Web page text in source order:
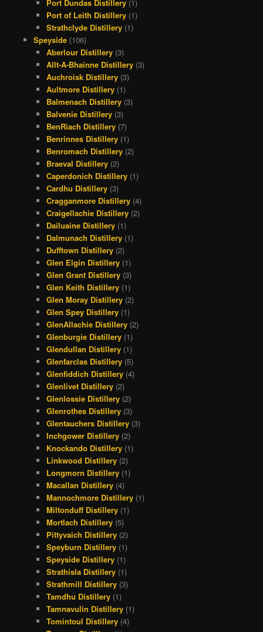
Port Dundas Distillery (1)
Port of Leith Distillery (1)
Strathclyde Distillery (1)
Speyside(106)
Aberlour Distillery (3)
Allt-A-Bhainne Distillery (3)
Auchroisk Distillery (3)
Aultmore Distillery (1)
Balmenach Distillery (3)
Balvenie Distillery (3)
BenRiach Distillery (7)
Benrinnes Distillery (1)
Benromach Distillery (2)
Braeval Distillery (2)
Caperdonich Distillery (1)
Cardhu Distillery (3)
Cragganmore Distillery (4)
Craigellachie Distillery (2)
Dailuaine Distillery (1)
Dalmunach Distillery (1)
Dufftown Distillery (2)
Glen Elgin Distillery (1)
Glen Grant Distillery (3)
Glen Keith Distillery (1)
Glen Moray Distillery (2)
Glen Spey Distillery (1)
GlenAllachie Distillery (2)
Glenburgie Distillery (1)
Glendullan Distillery (1)
Glenfarclas Distillery (5)
Glenfiddich Distillery (4)
Glenlivet Distillery (2)
Glenlossie Distillery (2)
Glenrothes Distillery (3)
Glentauchers Distillery (3)
Inchgower Distillery (2)
Knockando Distillery (1)
Linkwood Distillery (2)
Longmorn Distillery (1)
Macallan Distillery (4)
Mannochmore Distillery (1)
Miltonduff Distillery (1)
Mortlach Distillery (5)
Pittyvaich Distillery (2)
Speyburn Distillery (1)
Speyside Distillery (1)
Strathisla Distillery (1)
Strathmill Distillery (3)
Tamdhu Distillery (1)
Tamnavulin Distillery (1)
Tomintoul Distillery (4)